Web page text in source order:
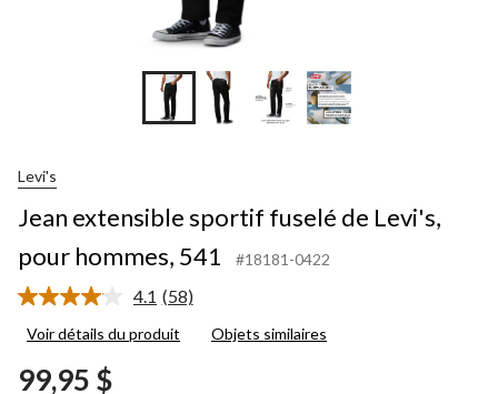
Levi's
Jean extensible sportif fuselé de Levi's,
pour hommes, 541
#18181-0422
4.1 Lire
58
(58)
Voir détails du produit Objets similaires
99,95 $